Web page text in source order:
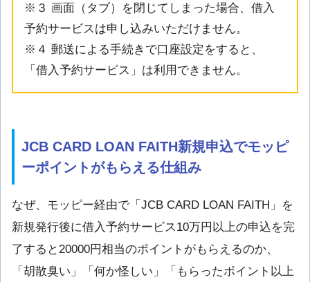
※３ 画面（タブ）を閉じてしまった場合、借入
予約サービスは申し込みいただけません。
※４ 郵送による手続きで口座設定をすると、
「借入予約サービス」は利用できません。
JCB CARD LOAN FAITH新規申込でモッピ
ーポイントがもらえる仕組み
なぜ、モッピー経由で「JCB CARD LOAN FAITH」を
新規発行後に借入予約サービス10万円以上の申込を完
了すると20000円相当のポイントがもらえるのか、
「胡散臭い」「何か怪しい」「もらったポイント以上